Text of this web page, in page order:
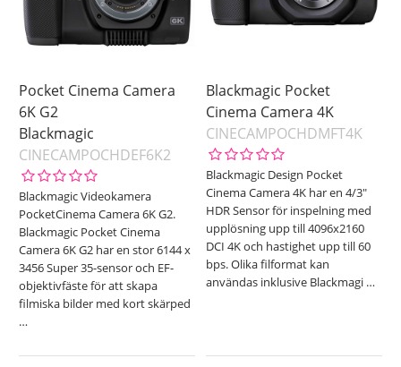
Pocket Cinema Camera
6K G2
Blackmagic
CINECAMPOCHDEF6K2
Blackmagic Videokamera
PocketCinema Camera 6K G2.
Blackmagic Pocket Cinema
Camera 6K G2 har en stor 6144 x
3456 Super 35-sensor och EF-
objektivfäste för att skapa
filmiska bilder med kort skärped
…
Blackmagic Pocket
Cinema Camera 4K
CINECAMPOCHDMFT4K
Blackmagic Design Pocket
Cinema Camera 4K har en 4/3"
HDR Sensor för inspelning med
upplösning upp till 4096x2160
DCI 4K och hastighet upp till 60
bps. Olika filformat kan
användas inklusive Blackmagi …